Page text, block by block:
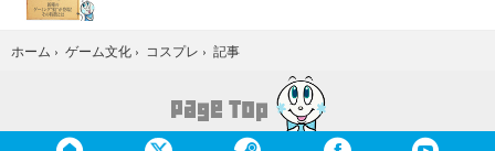
ホーム › ゲーム文化 › コスプレ › 記事